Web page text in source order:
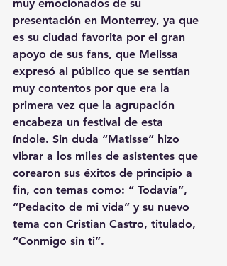
muy emocionados de su
presentación en Monterrey, ya que
es su ciudad favorita por el gran
apoyo de sus fans, que Melissa
expresó al público que se sentían
muy contentos por que era la
primera vez que la agrupación
encabeza un festival de esta
índole. Sin duda “Matisse” hizo
vibrar a los miles de asistentes que
corearon sus éxitos de principio a
fin, con temas como: “ Todavía”,
“Pedacito de mi vida” y su nuevo
tema con Cristian Castro, titulado,
“Conmigo sin ti”.